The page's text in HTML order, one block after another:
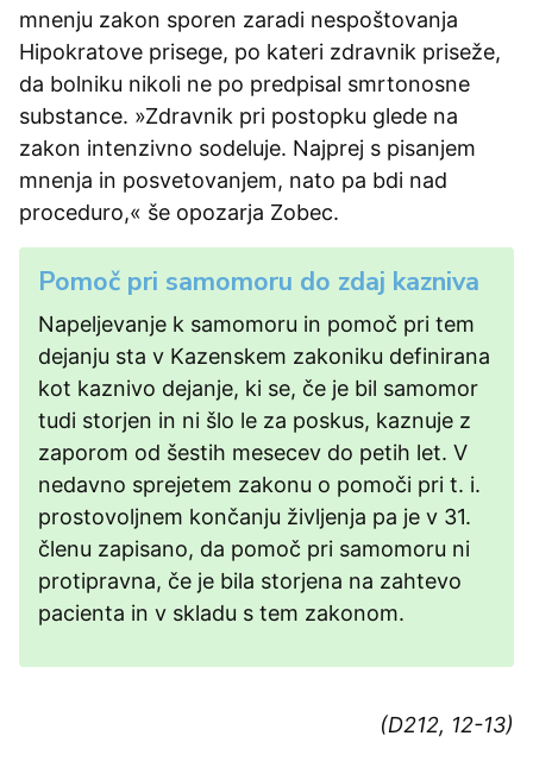
mnenju zakon sporen zaradi nespoštovanja
Hipokratove prisege, po kateri zdravnik priseže,
da bolniku nikoli ne po predpisal smrtonosne
substance. »Zdravnik pri postopku glede na
zakon intenzivno sodeluje. Najprej s pisanjem
mnenja in posvetovanjem, nato pa bdi nad
proceduro,« še opozarja Zobec.
Pomoč pri samomoru do zdaj kazniva
Napeljevanje k samomoru in pomoč pri tem
dejanju sta v Kazenskem zakoniku definirana
kot kaznivo dejanje, ki se, če je bil samomor
tudi storjen in ni šlo le za poskus, kaznuje z
zaporom od šestih mesecev do petih let. V
nedavno sprejetem zakonu o pomoči pri t. i.
prostovoljnem končanju življenja pa je v 31.
členu zapisano, da pomoč pri samomoru ni
protipravna, če je bila storjena na zahtevo
pacienta in v skladu s tem zakonom.
(D212, 12-13)